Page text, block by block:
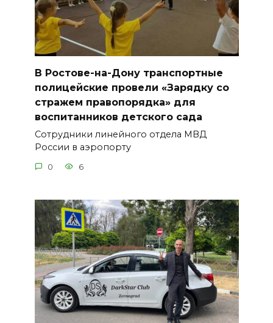
В Ростове-на-Дону транспортные
полицейские провели «Зарядку со
стражем правопорядка» для
воспитанников детского сада
Сотрудники линейного отдела МВД
России в аэропорту
0 6